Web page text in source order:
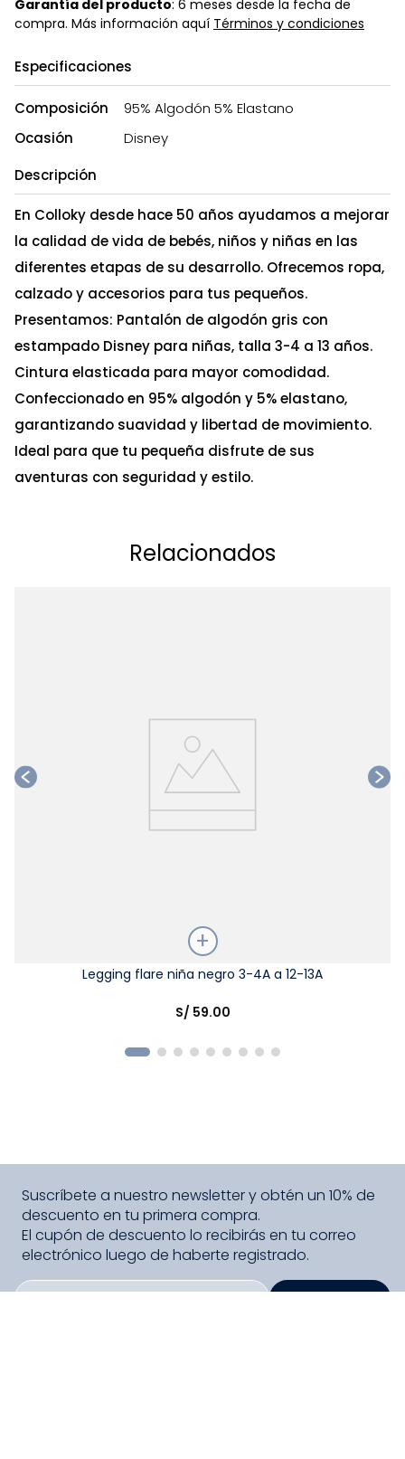
Garantía del producto: 6 meses desde la fecha de
compra. Más información aquí Términos y condiciones
Especificaciones
Composición
95% Algodón 5% Elastano
Ocasión
Disney
Descripción
En Colloky desde hace 50 años ayudamos a mejorar
la calidad de vida de bebés, niños y niñas en las
diferentes etapas de su desarrollo. Ofrecemos ropa,
calzado y accesorios para tus pequeños.
Presentamos: Pantalón de algodón gris con
estampado Disney para niñas, talla 3-4 a 13 años.
Cintura elasticada para mayor comodidad.
Confeccionado en 95% algodón y 5% elastano,
garantizando suavidad y libertad de movimiento.
Ideal para que tu pequeña disfrute de sus
aventuras con seguridad y estilo.
Relacionados
Legging flare niña negro 3-4A a 12-13A
S/ 59.00
Suscríbete a nuestro newsletter y obtén un 10% de
descuento en tu primera compra.
El cupón de descuento lo recibirás en tu correo
electrónico luego de haberte registrado.
SUSCRIBIRME